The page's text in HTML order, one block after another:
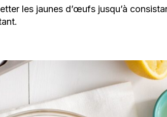
les jaunes d’œufs jusqu’à